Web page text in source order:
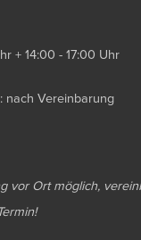
+ 14:00 - 17:00 Uhr
nach Vereinbarung
vor Ort möglich,